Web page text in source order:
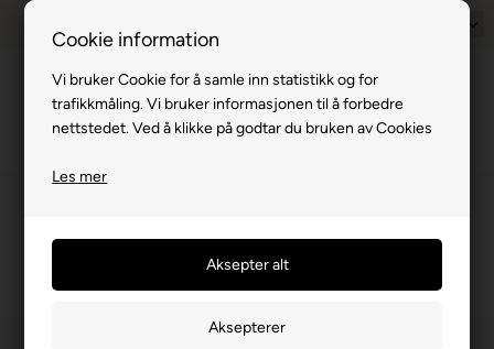
Cookie information
Vi bruker Cookie for å samle inn statistikk og for
trafikkmåling. Vi bruker informasjonen til å forbedre
nettstedet. Ved å klikke på godtar du bruken av Cookies
Les mer
14
Meny
Andre